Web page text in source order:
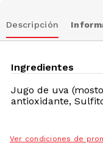
Descripción
Ingredientes
Jugo de uva
antioxidante,
Ver condiciones de